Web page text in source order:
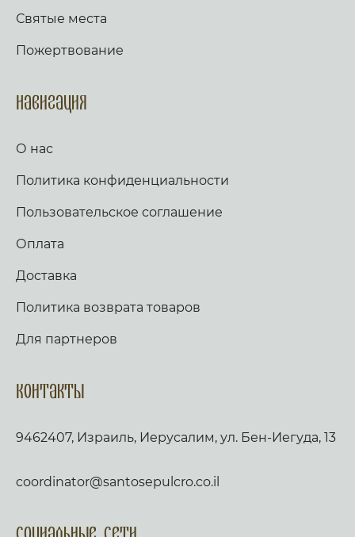
Святые места
Пожертвование
Навигация
О нас
Политика конфиденциальности
Пользовательское соглашение
Оплата
Доставка
Политика возврата товаров
Для партнеров
Контакты
9462407, Израиль, Иерусалим, ул. Бен-Иегуда, 13
coordinator@santosepulcro.co.il